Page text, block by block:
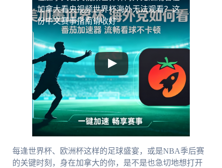
加拿大看央视频世界杯海外无法观看？这
份中文赛事指南请收好
每逢世界杯、欧洲杯这样的足球盛宴，或是NBA季后赛
的关键时刻，身在加拿大的你，是不是也急切地想打开